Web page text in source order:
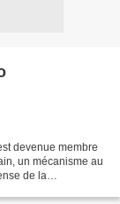
devenue membre
un mécanisme au
de la